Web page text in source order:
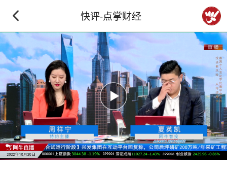
快评-点掌财经